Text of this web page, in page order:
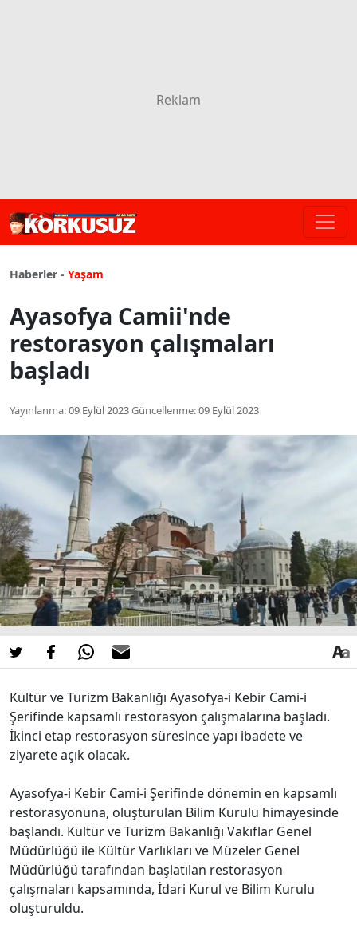
Haberler - Yaşam
Ayasofya Camii'nde
restorasyon çalışmaları
başladı
Yayınlanma:09 Eylül 2023Güncellenme:09 Eylül 2023
Kültür ve Turizm Bakanlığı Ayasofya-i Kebir Cami-i
Şerifinde kapsamlı restorasyon çalışmalarına başladı.
İkinci etap restorasyon süresince yapı ibadete ve
ziyarete açık olacak.
Ayasofya-i Kebir Cami-i Şerifinde dönemin en kapsamlı
restorasyonuna, oluşturulan Bilim Kurulu himayesinde
başlandı. Kültür ve Turizm Bakanlığı Vakıflar Genel
Müdürlüğü ile Kültür Varlıkları ve Müzeler Genel
Müdürlüğü tarafından başlatılan restorasyon
çalışmaları kapsamında, İdari Kurul ve Bilim Kurulu
oluşturuldu.